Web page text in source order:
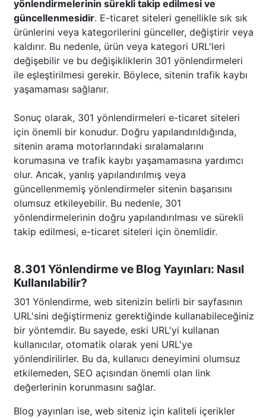
yönlendirmelerinin sürekli takip edilmesi ve
güncellenmesidir. E-ticaret siteleri genellikle sık sık
ürünlerini veya kategorilerini günceller, değiştirir veya
kaldırır. Bu nedenle, ürün veya kategori URL'leri
değişebilir ve bu değişikliklerin 301 yönlendirmeleri
ile eşleştirilmesi gerekir. Böylece, sitenin trafik kaybı
yaşamaması sağlanır.
Sonuç olarak, 301 yönlendirmeleri e-ticaret siteleri
için önemli bir konudur. Doğru yapılandırıldığında,
sitenin arama motorlarındaki sıralamalarını
korumasına ve trafik kaybı yaşamamasına yardımcı
olur. Ancak, yanlış yapılandırılmış veya
güncellenmemiş yönlendirmeler sitenin başarısını
olumsuz etkileyebilir. Bu nedenle, 301
yönlendirmelerinin doğru yapılandırılması ve sürekli
takip edilmesi, e-ticaret siteleri için önemlidir.
8.301 Yönlendirme ve Blog Yayınları: Nasıl
Kullanılabilir?
301 Yönlendirme, web sitenizin belirli bir sayfasının
URL'sini değiştirmeniz gerektiğinde kullanabileceğiniz
bir yöntemdir. Bu sayede, eski URL'yi kullanan
kullanıcılar, otomatik olarak yeni URL'ye
yönlendirilirler. Bu da, kullanıcı deneyimini olumsuz
etkilemeden, SEO açısından önemli olan link
değerlerinin korunmasını sağlar.
Blog yayınları ise, web siteniz için kaliteli içerikler